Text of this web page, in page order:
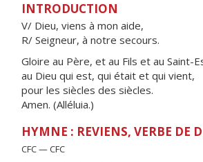
INTRODUCTION
V/ Dieu, viens à mon aide,
R/ Seigneur, à notre secours.
Gloire au Père, et au Fils et au Saint-
au Dieu qui est, qui était et qui vient,
pour les siècles des siècles.
Amen. (Alléluia.)
HYMNE : REVIENS, VERBE DE
CFC — CFC